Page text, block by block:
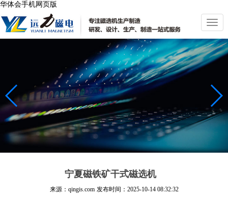
华体会手机网页版
切
换
导
航
宁夏磁铁矿干式磁选机
来源：qingis.com 发布时间： 2025-10-14 08:32:32